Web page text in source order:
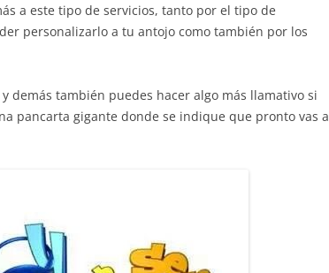
a este tipo de servicios, tanto por el tipo de
personalizarlo a tu antojo como también por los
demás también puedes hacer algo más llamativo si
pancarta gigante donde se indique que pronto vas a